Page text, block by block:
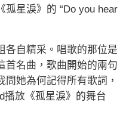
星淚》的 “Do you hear
自精采。唱歌的那位是
首名曲，歌曲開始的兩句
她為何記得所有歌詞，
播放《孤星淚》的舞台